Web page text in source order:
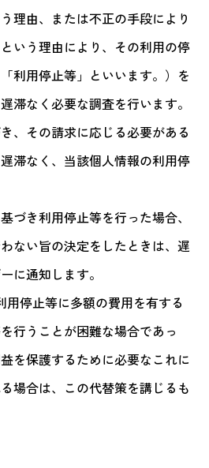
理由、または不正の手段により
いう理由により、その利用の停
利用停止等」といいます。）を
滞なく必要な調査を行います。
、その請求に応じる必要がある
滞なく、当該個人情報の利用停
づき利用停止等を行った場合、
ない旨の決定をしたときは、遅
に通知します。
用停止等に多額の費用を有する
行うことが困難な場合であっ
を保護するために必要なこれに
場合は、この代替策を講じるも